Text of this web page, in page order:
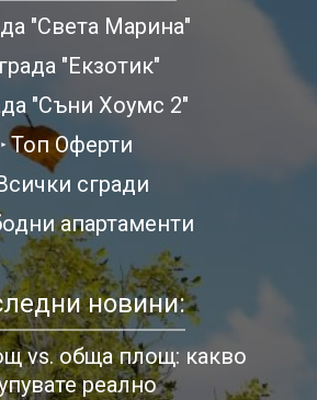
"Света Марина"
"Екзотик"
"Съни Хоумс 2"
Топ Оферти
сгради
апартаменти
новини:
vs. обща площ: какво
реално